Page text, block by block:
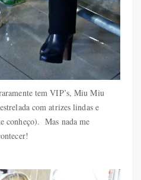
tem VIP’s, Miu Miu
com atrizes lindas e
conheço). Mas nada me